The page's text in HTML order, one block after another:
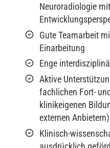
Neuroradiologie
Gute Teamarbeit
Einarbeitung
Enge
Aktive
fachlichen Fort-
klinikeigenen
externen Anbietern)
Klinisch-